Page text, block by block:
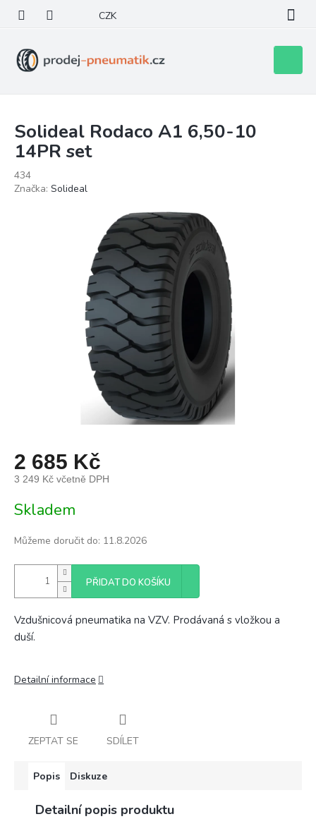
obsah
CZK
košík
Solideal Rodaco A1 6,50-10
14PR set
434
Značka: Solideal
2 685 Kč
3 249 Kč včetně DPH
cena:
Skladem
Můžeme doručit do: 11.8.2026
PŘIDAT DO KOŠÍKU
Vzdušnicová pneumatika na VZV. Prodávaná s vložkou a
duší.
Detailní informace
ZEPTAT SE SDÍLET
Popis Diskuze
Detailní popis produktu